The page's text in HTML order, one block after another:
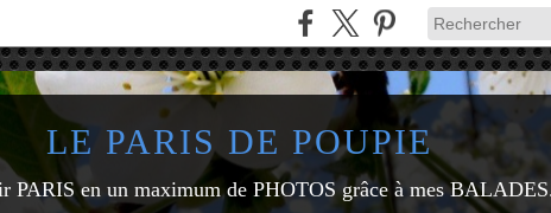
LE PARIS DE POUPIE
PARIS en un maximum de PHOTOS grâce à mes